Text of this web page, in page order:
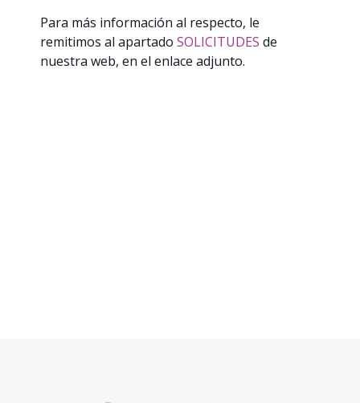
Para más información al respecto, le
remitimos al apartado SOLICITUDES de
nuestra web, en el enlace adjunto.